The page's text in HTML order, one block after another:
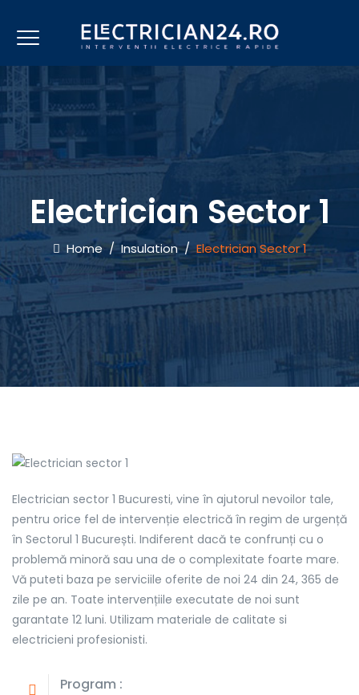
Electrician Sector 1
Home/Insulation/Electrician Sector 1
Electrician sector 1 Bucuresti, vine în ajutorul nevoilor tale,
pentru orice fel de intervenție electrică în regim de urgență
în Sectorul 1 București. Indiferent dacă te confrunți cu o
problemă minoră sau una de o complexitate foarte mare.
Vă puteti baza pe serviciile oferite de noi 24 din 24, 365 de
zile pe an. Toate intervențiile executate de noi sunt
garantate 12 luni. Utilizam materiale de calitate si
electricieni profesionisti.
Program :